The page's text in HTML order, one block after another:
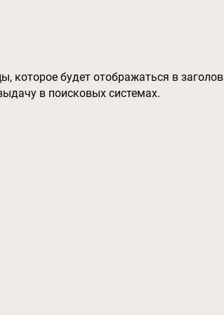
которое будет отображаться в
в поисковых системах.